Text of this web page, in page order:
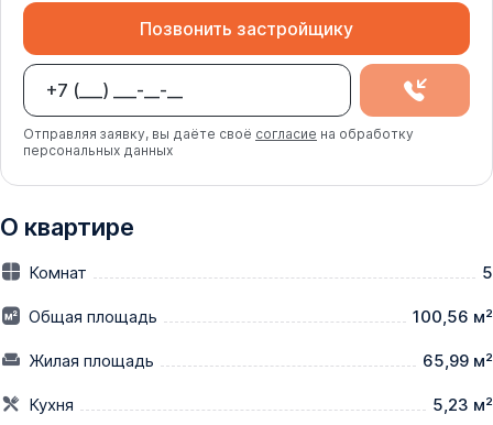
Позвонить застройщику
Отправляя заявку, вы даёте своё согласие на обработку
персональных данных
О квартире
Комнат 5
Общая площадь 100,56 м²
Жилая площадь 65,99 м²
Кухня 5,23 м²